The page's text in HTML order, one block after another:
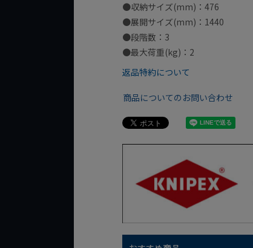
●収納サイズ(mm)：476
●展開サイズ(mm)：1440
●段階数：3
●最大荷重(kg)：2
返品特約について
商品についてのお問い合わせ